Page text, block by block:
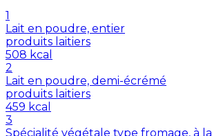
1
Lait en poudre, entier
produits laitiers
508 kcal
2
Lait en poudre, demi-écrémé
produits laitiers
459 kcal
3
Spécialité végétale type fromage, à